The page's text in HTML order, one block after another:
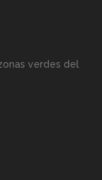
verdes del